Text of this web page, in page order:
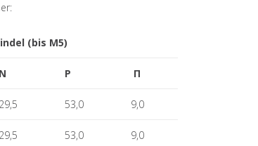
(bis M5)
N P Π
29,5 53,0 9,0
29,5 53,0 9,0